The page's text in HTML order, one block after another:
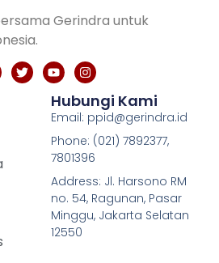
Gerindra untuk
Hubungi Kami
Email: ppid@gerindra.id
Phone: (021) 7892377,
7801396
Address: Jl. Harsono RM
no. 54, Ragunan, Pasar
Minggu, Jakarta Selatan
12550